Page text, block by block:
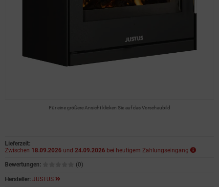
Für eine größere Ansicht klicken Sie auf das Vorschaubild
Lieferzeit:
Zwischen 18.09.2026 und 24.09.2026 bei heutigem Zahlungseingang
Bewertungen: (0)
Hersteller: JUSTUS